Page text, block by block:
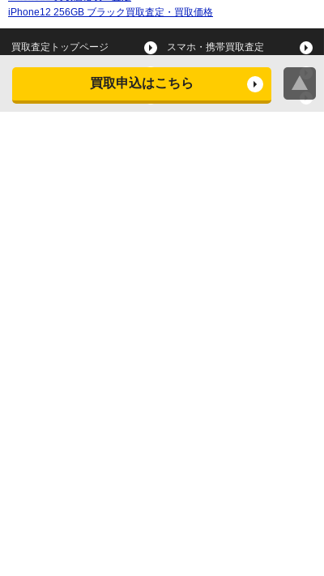
買取申込はこちら
iPhone12 256GB ブラック買取査定・買取価格
買取査定トップページ スマホ・携帯買取査定
タブレット買取査定
スマートウォッチ買取査定